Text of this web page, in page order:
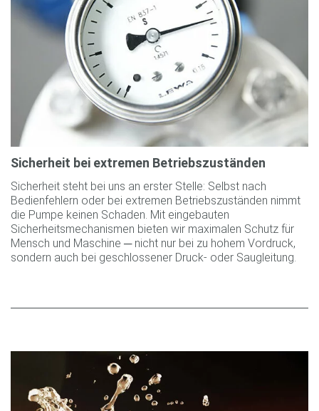
Sicherheit bei extremen Betriebszuständen
Sicherheit steht bei uns an erster Stelle: Selbst nach
Bedienfehlern oder bei extremen Betriebszuständen nimmt
die Pumpe keinen Schaden. Mit eingebauten
Sicherheitsmechanismen bieten wir maximalen Schutz für
Mensch und Maschine ─ nicht nur bei zu hohem Vordruck,
sondern auch bei geschlossener Druck- oder Saugleitung.